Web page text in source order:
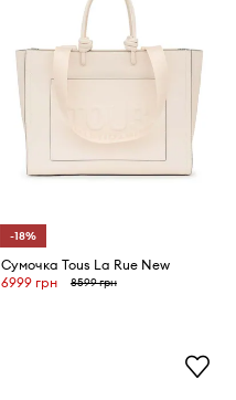
-18%
Сумочка Tous La Rue New
6999 грн
8599 грн